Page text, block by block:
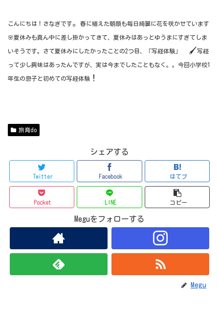
こんにちは！さなぎです。 春に植えた朝顔も毎日綺麗に花を咲かせています
🌸夏休みも真ん中に差し掛かってきて、夏休みはあっとゆうまにすぎてしま
いそうです。さて夏休みにしたかったことの2つ目、「写経体験」 🖌写経
って少し興味はあったんですが、実は今までしたこともなく。。今回小学校1
年生の息子と初めての写経体験 ！
旅育do
シェアする
Twitter Facebook はてブ
Pocket LINE コピー
Meguをフォローする
Megu